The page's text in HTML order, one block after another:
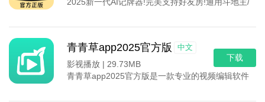
2025新一代AI记牌器!完美支持好友房!通用斗地主/跑
青青草app2025官方版 中文
影视播放 | 29.73MB
青青草app2025官方版是一款专业的视频编辑软件，
下载